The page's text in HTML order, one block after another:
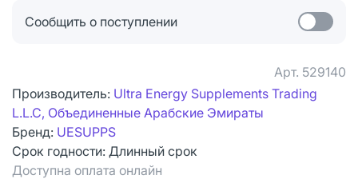
Сообщить о поступлении
Арт. 529140
Производитель: Ultra Energy Supplements Trading
L.L.C, Объединенные Арабские Эмираты
Бренд: UESUPPS
Срок годности: Длинный срок
Доступна оплата онлайн